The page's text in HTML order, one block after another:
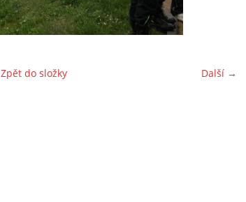
Další →
Zpět do složky